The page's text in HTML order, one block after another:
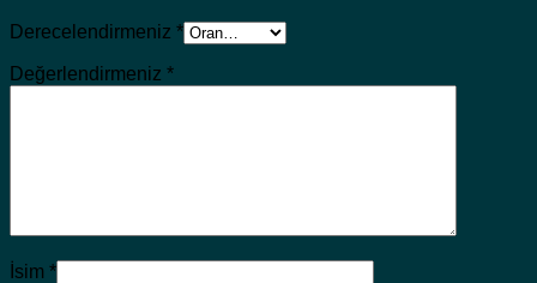
Derecelendirmeniz *
Değerlendirmeniz *
İsim *